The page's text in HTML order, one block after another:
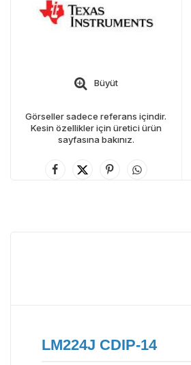
Büyüt
Görseller sadece referans içindir.
Kesin özellikler için üretici ürün
sayfasına bakınız.
LM224J CDIP-14